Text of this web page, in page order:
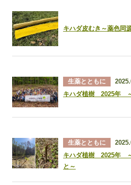
キハダ皮むき～薬色同
生薬とともに
キハダ植樹 2025年
生薬とともに
キハダ植樹 2025年
と～